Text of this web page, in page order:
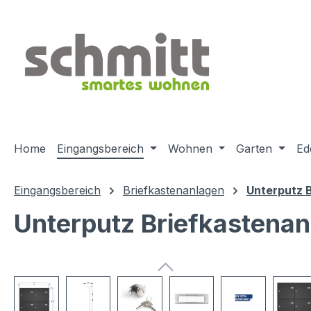
Home Eingangsbereich Wohnen Garten
Eingangsbereich Briefkastenanlagen Unterputz
Unterputz